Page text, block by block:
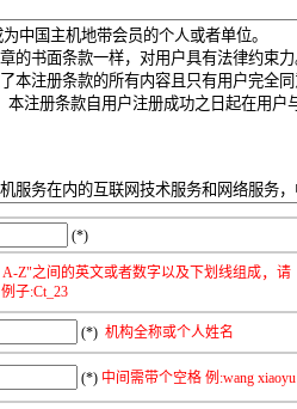
(*)
A-Z"之间的英文或者数字以及下划线组成， 请
例子:Ct_23
(*) 机构全称或个人姓名
(*) 中间需带个空格 例:wang xiaoyu